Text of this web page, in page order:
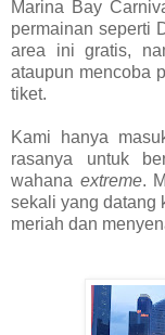
Marina Bay
permainan seperti
area ini gratis,
ataupun mencoba
tiket.
Kami hanya
rasanya untuk
wahana extreme.
sekali yang datang
meriah dan